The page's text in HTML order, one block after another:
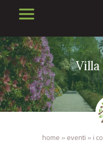
home » eventi » i